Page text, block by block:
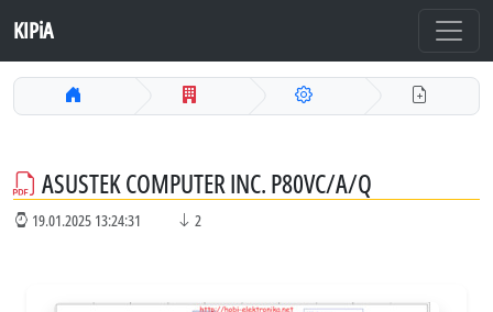
KIPiA
ASUSTEK COMPUTER INC. P80VC/A/Q
19.01.2025 13:24:31 2